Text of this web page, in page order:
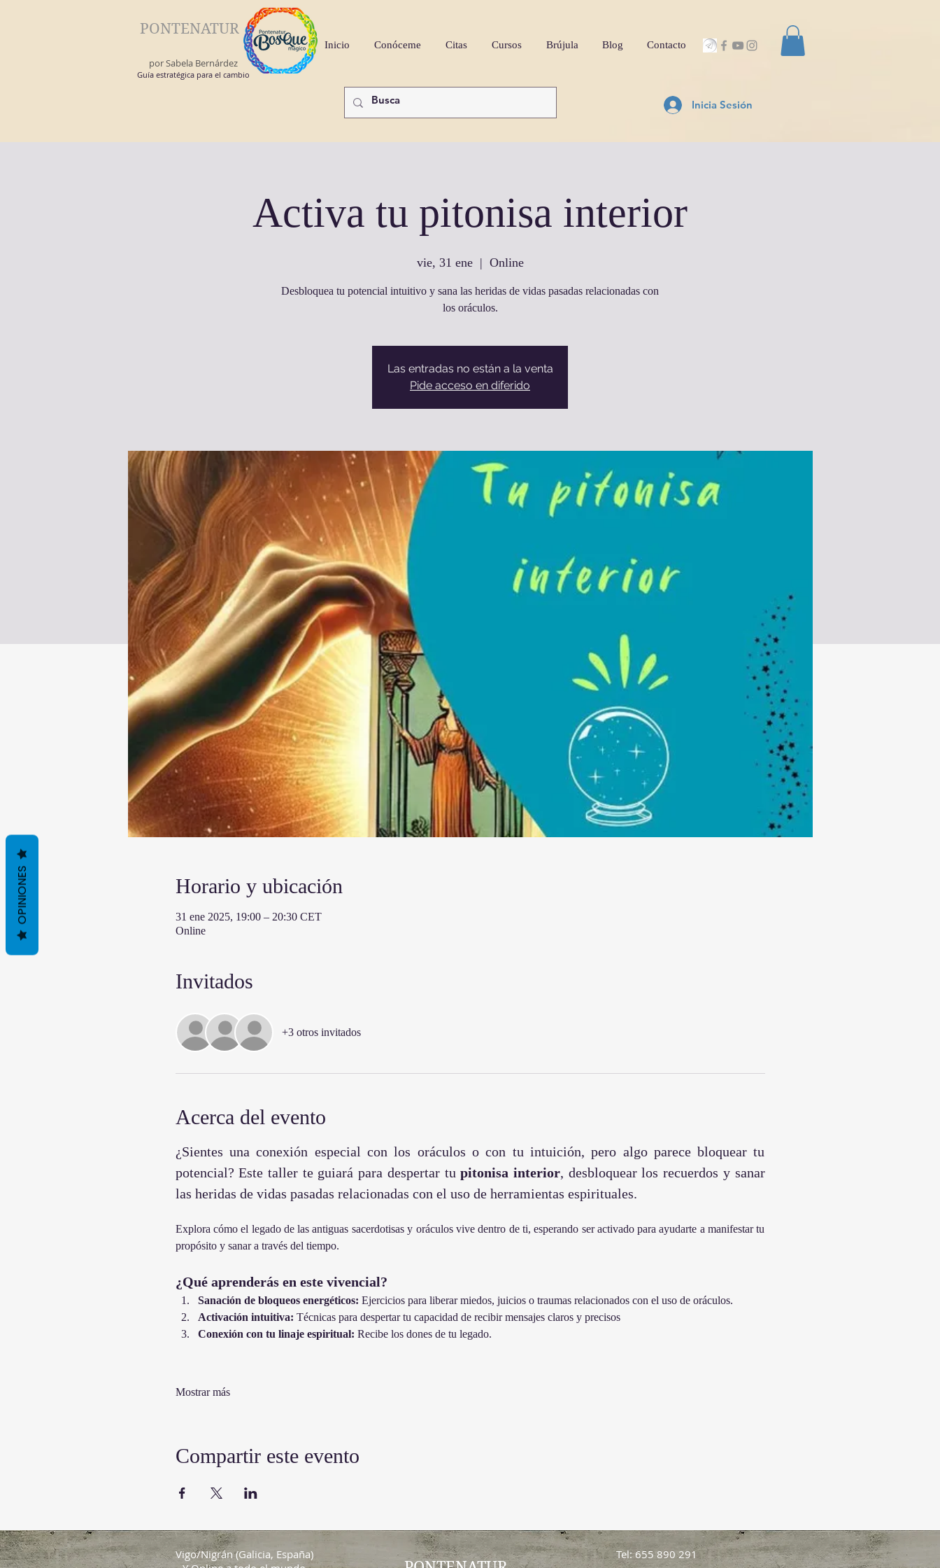
PONTENATUR
por Sabela Bernárdez
Guía estratégica para el cambio
Inicio Conóceme Citas Cursos Brújula Blog Contacto
Inicia Sesión
Activa tu pitonisa interior
vie, 31 ene
  |
Online
Desbloquea tu potencial intuitivo y sana las heridas de vidas pasadas relacionadas con
los oráculos.
Las entradas no están a la venta
Pide acceso en diferido
Horario y ubicación
31 ene 2025, 19:00 – 20:30 CET
Online
Invitados
+3 otros invitados
Acerca del evento
¿Sientes una conexión especial con los oráculos o con tu intuición, pero algo parece bloquear tu
potencial? Este taller te guiará para despertar tu pitonisa interior, desbloquear los recuerdos y sanar
las heridas de vidas pasadas relacionadas con el uso de herramientas espirituales.
Explora cómo el legado de las antiguas sacerdotisas y oráculos vive dentro de ti, esperando ser activado para ayudarte a manifestar tu
propósito y sanar a través del tiempo.
¿Qué aprenderás en este vivencial?
Sanación de bloqueos energéticos: Ejercicios para liberar miedos, juicios o traumas relacionados con el uso de oráculos.
Activación intuitiva: Técnicas para despertar tu capacidad de recibir mensajes claros y precisos
Conexión con tu linaje espiritual: Recibe los dones de tu legado.
Mostrar más
Compartir este evento
Vigo/Nigrán (Galicia, España)
Tel: 655 890 291
OPINIONES